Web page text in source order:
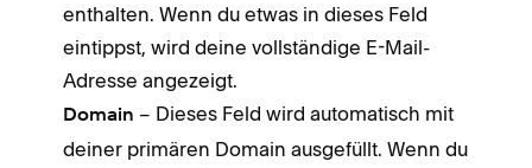
enthalten. Wenn du etwas in dieses Feld
eintippst, wird deine vollständige E-Mail-
Adresse angezeigt.
Domain – Dieses Feld wird automatisch mit
deiner primären Domain ausgefüllt. Wenn du